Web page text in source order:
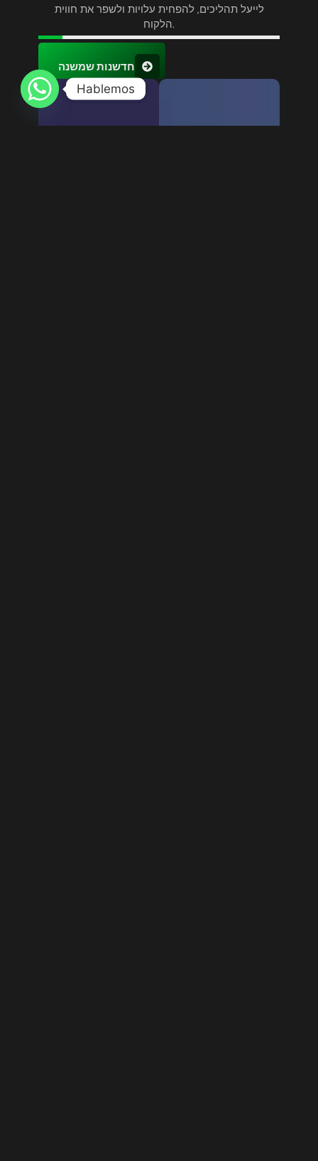
לייעל תהליכים, להפחית עלויות ולשפר את חווית
הלקוח.
חדשנות שמשנה
Hablemos